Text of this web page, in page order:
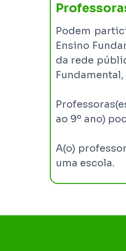
Podem
Ensino
da rede
ao 9º ano)
A(o)
uma escola.